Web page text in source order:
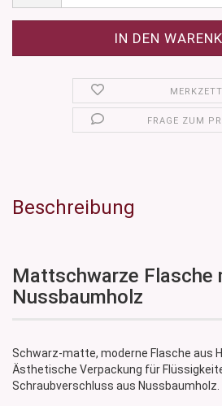
FRAGE ZUM
Beschreibung
Mattschwarze Flasche
Nussbaumholz
Schwarz-matte, moderne Flasche aus
Ästhetische Verpackung für
Schraubverschluss aus Nussbaumholz.